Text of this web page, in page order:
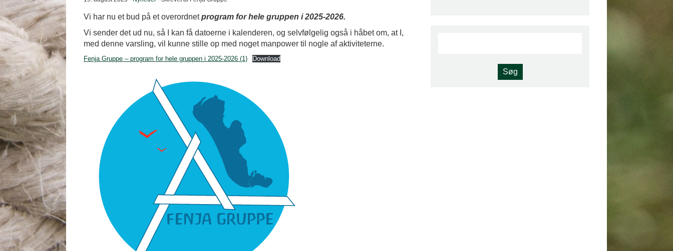
Vi har nu et bud på et overordnetprogram for hele gruppen i 2025-2026.
Vi sender det ud nu, så I kan få datoerne i kalenderen, og selvfølgelig også i håbet om, at I,
med denne varsling, vil kunne stille op med noget manpower til nogle af aktiviteterne.
Fenja Gruppe – program for hele gruppen i 2025-2026 (1) Download